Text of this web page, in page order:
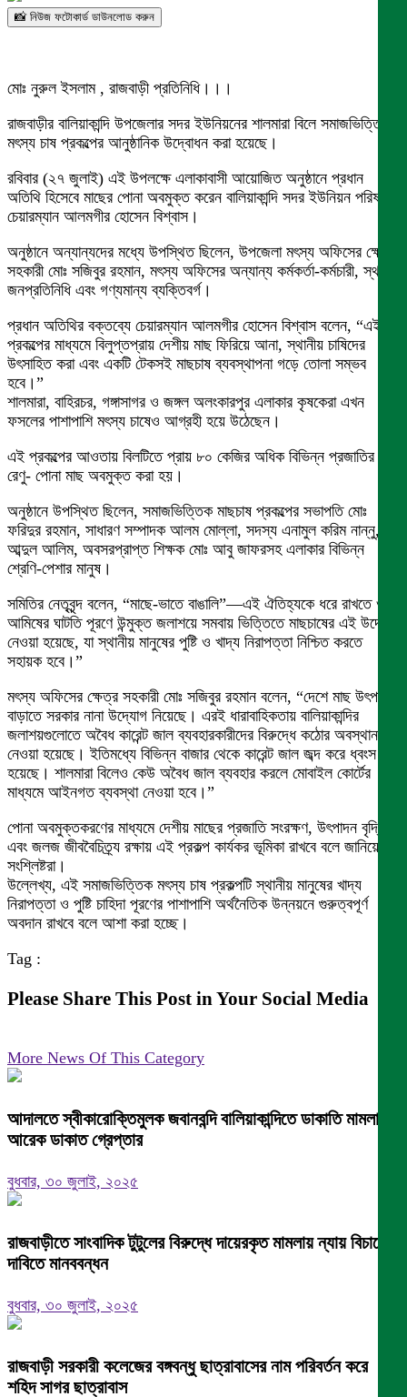
📸 নিউজ ফটোকার্ড ডাউনলোড করুন
মোঃ নুরুল ইসলাম , রাজবাড়ী প্রতিনিধি।।।
রাজবাড়ীর বালিয়াকান্দি উপজেলার সদর ইউনিয়নের শালমারা বিলে সমাজভিত্তিক
মৎস্য চাষ প্রকল্পের আনুষ্ঠানিক উদ্বোধন করা হয়েছে।
রবিবার (২৭ জুলাই) এই উপলক্ষে এলাকাবাসী আয়োজিত অনুষ্ঠানে প্রধান
অতিথি হিসেবে মাছের পোনা অবমুক্ত করেন বালিয়াকান্দি সদর ইউনিয়ন পরিষদের
চেয়ারম্যান আলমগীর হোসেন বিশ্বাস।
অনুষ্ঠানে অন্যান্যদের মধ্যে উপস্থিত ছিলেন, উপজেলা মৎস্য অফিসের ক্ষেত্র
সহকারী মোঃ সজিবুর রহমান, মৎস্য অফিসের অন্যান্য কর্মকর্তা-কর্মচারী, স্থানীয়
জনপ্রতিনিধি এবং গণ্যমান্য ব্যক্তিবর্গ।
প্রধান অতিথির বক্তব্যে চেয়ারম্যান আলমগীর হোসেন বিশ্বাস বলেন, “এই
প্রকল্পের মাধ্যমে বিলুপ্তপ্রায় দেশীয় মাছ ফিরিয়ে আনা, স্থানীয় চাষিদের
উৎসাহিত করা এবং একটি টেকসই মাছচাষ ব্যবস্থাপনা গড়ে তোলা সম্ভব
হবে।”
শালমারা, বাহিরচর, গঙ্গাসাগর ও জঙ্গল অলংকারপুর এলাকার কৃষকেরা এখন
ফসলের পাশাপাশি মৎস্য চাষেও আগ্রহী হয়ে উঠেছেন।
এই প্রকল্পের আওতায় বিলটিতে প্রায় ৮০ কেজির অধিক বিভিন্ন প্রজাতির
রেণু- পোনা মাছ অবমুক্ত করা হয়।
অনুষ্ঠানে উপস্থিত ছিলেন, সমাজভিত্তিক মাছচাষ প্রকল্পের সভাপতি মোঃ
ফরিদুর রহমান, সাধারণ সম্পাদক আলম মোল্লা, সদস্য এনামুল করিম নান্নু,
আব্দুল আলিম, অবসরপ্রাপ্ত শিক্ষক মোঃ আবু জাফরসহ এলাকার বিভিন্ন
শ্রেণি-পেশার মানুষ।
সমিতির নেতৃবৃন্দ বলেন, “মাছে-ভাতে বাঙালি”—এই ঐতিহ্যকে ধরে রাখতে ও
আমিষের ঘাটতি পূরণে উন্মুক্ত জলাশয়ে সমবায় ভিত্তিতে মাছচাষের এই উদ্যোগ
নেওয়া হয়েছে, যা স্থানীয় মানুষের পুষ্টি ও খাদ্য নিরাপত্তা নিশ্চিত করতে
সহায়ক হবে।”
মৎস্য অফিসের ক্ষেত্র সহকারী মোঃ সজিবুর রহমান বলেন, “দেশে মাছ উৎপাদন
বাড়াতে সরকার নানা উদ্যোগ নিয়েছে। এরই ধারাবাহিকতায় বালিয়াকান্দির
জলাশয়গুলোতে অবৈধ কারেন্ট জাল ব্যবহারকারীদের বিরুদ্ধে কঠোর অবস্থান
নেওয়া হয়েছে। ইতিমধ্যে বিভিন্ন বাজার থেকে কারেন্ট জাল জব্দ করে ধ্বংস করা
হয়েছে। শালমারা বিলেও কেউ অবৈধ জাল ব্যবহার করলে মোবাইল কোর্টের
মাধ্যমে আইনগত ব্যবস্থা নেওয়া হবে।”
পোনা অবমুক্তকরণের মাধ্যমে দেশীয় মাছের প্রজাতি সংরক্ষণ, উৎপাদন বৃদ্ধি
এবং জলজ জীববৈচিত্র্য রক্ষায় এই প্রকল্প কার্যকর ভূমিকা রাখবে বলে জানিয়েছেন
সংশ্লিষ্টরা।
উল্লেখ্য, এই সমাজভিত্তিক মৎস্য চাষ প্রকল্পটি স্থানীয় মানুষের খাদ্য
নিরাপত্তা ও পুষ্টি চাহিদা পূরণের পাশাপাশি অর্থনৈতিক উন্নয়নে গুরুত্বপূর্ণ
অবদান রাখবে বলে আশা করা হচ্ছে।
Tag :
Please Share This Post in Your Social Media
More News Of This Category
আদালতে স্বীকারোক্তিমুলক জবানবন্দি বালিয়াকান্দিতে ডাকাতি মামলায়
আরেক ডাকাত গ্রেপ্তার
বুধবার, ৩০ জুলাই, ২০২৫
রাজবাড়ীতে সাংবাদিক টুটুলের বিরুদ্ধে দায়েরকৃত মামলায় ন্যায় বিচারের
দাবিতে মানববন্ধন
বুধবার, ৩০ জুলাই, ২০২৫
রাজবাড়ী সরকারী কলেজের বঙ্গবন্ধু ছাত্রাবাসের নাম পরিবর্তন করে
শহিদ সাগর ছাত্রাবাস